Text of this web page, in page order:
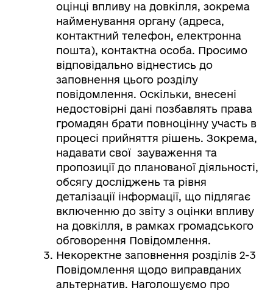
оцінці впливу на довкілля, зокрема
найменування органу (адреса,
контактний телефон, електронна
пошта), контактна особа. Просимо
відповідально віднестись до
заповнення цього розділу
повідомлення. Оскільки, внесені
недостовірні дані позбавлять права
громадян брати повноцінну участь в
процесі прийняття рішень. Зокрема,
надавати свої зауваження та
пропозиції до планованої діяльності,
обсягу досліджень та рівня
деталізації інформації, що підлягає
включенню до звіту з оцінки впливу
на довкілля, в рамках громадського
обговорення Повідомлення.
Некоректне заповнення розділів 2-3
Повідомлення щодо виправданих
альтернатив. Наголошуємо про